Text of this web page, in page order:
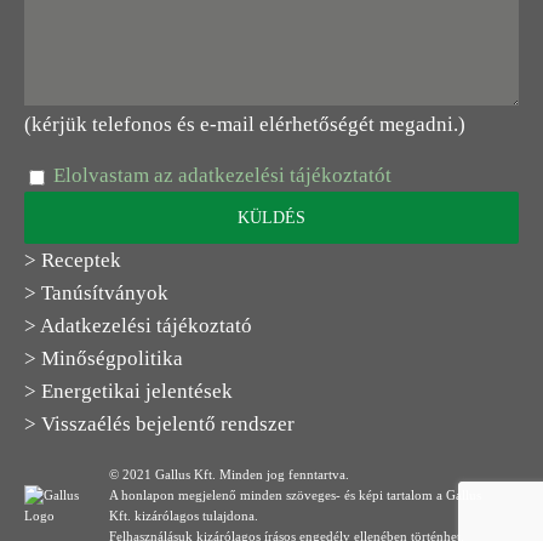
(kérjük telefonos és e-mail elérhetőségét megadni.)
Elolvastam az adatkezelési tájékoztatót
> Receptek
> Tanúsítványok
> Adatkezelési tájékoztató
> Minőségpolitika
> Energetikai jelentések
> Visszaélés bejelentő rendszer
© 2021 Gallus Kft. Minden jog fenntartva.
A honlapon megjelenő minden szöveges- és képi tartalom a Gallus
Kft. kizárólagos tulajdona.
Felhasználásuk kizárólagos írásos engedély ellenében történhet.